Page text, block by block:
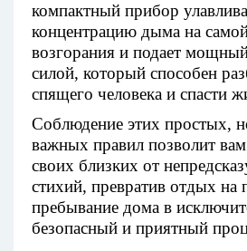
компактный прибор
концентрацию дыма на
возгорания и подает
силой, который способен
спящего человека и спасти
Соблюдение этих простых,
важных правил позволит
своих близких от
стихий, превратив отдых на
пребывание дома в
безопасный и приятный